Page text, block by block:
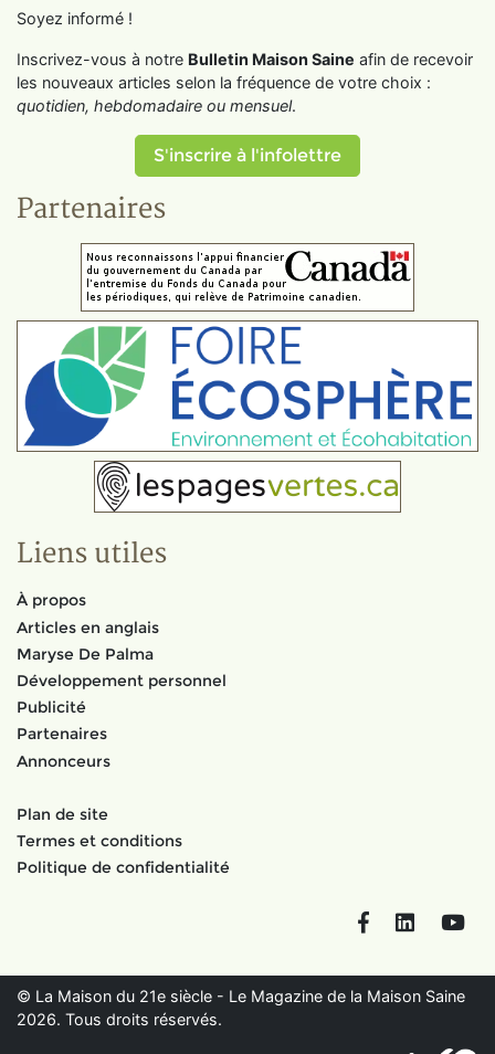
Soyez informé !
Inscrivez-vous à notre Bulletin Maison Saine afin de recevoir
les nouveaux articles selon la fréquence de votre choix :
quotidien, hebdomadaire ou mensuel.
S'inscrire à l'infolettre
Partenaires
Liens utiles
À propos
Articles en anglais
Maryse De Palma
Développement personnel
Publicité
Partenaires
Annonceurs
Plan de site
Termes et conditions
Politique de confidentialité
FacebookLinkedIn
© La Maison du 21e siècle - Le Magazine de la Maison Saine
2026. Tous droits réservés.